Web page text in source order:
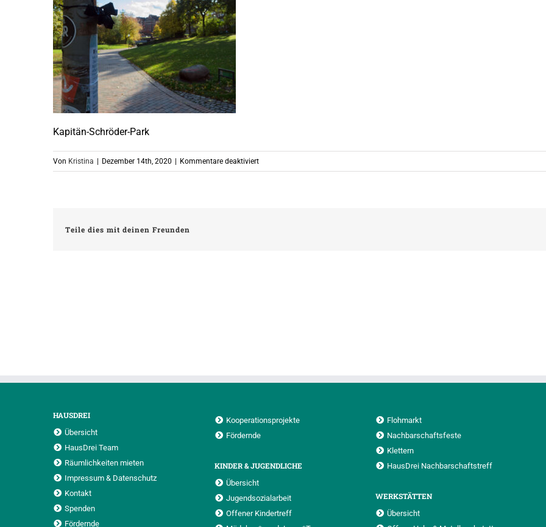
Kapitän-Schröder-Park
Von Kristina Dezember 14th, 2020 Kommentare deaktiviertfür
Kapitän-
Teile dies mit deinen Freunden
HAUSDREI
Übersicht
HausDrei Team
Räumlichkeiten mieten
Impressum & Datenschutz
Kontakt
Spenden
Fördernde
Kooperationsprojekte
Fördernde
KINDER & JUGENDLICHE
Übersicht
Jugendsozialarbeit
Offener Kindertreff
Flohmarkt
Nachbarschaftsfeste
Klettern
HausDrei Nachbarschaftstreff
WERKSTÄTTEN
Übersicht